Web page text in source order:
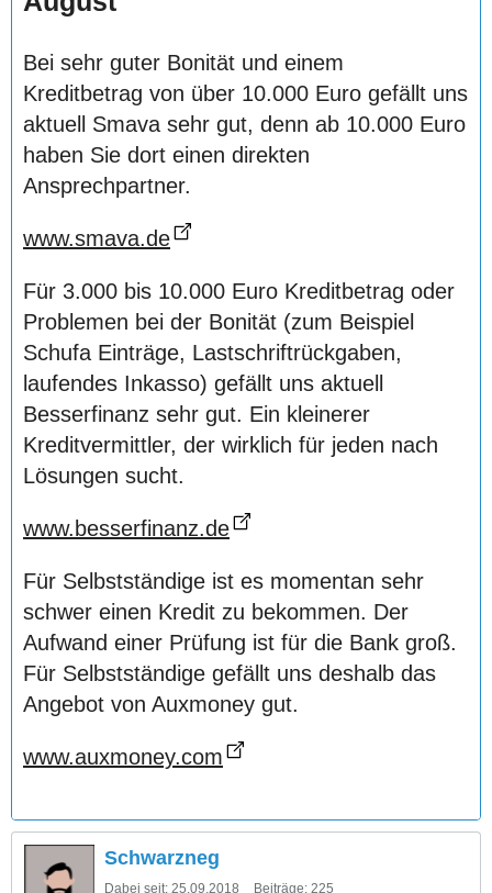
Bei sehr guter Bonität und einem
Kreditbetrag von über 10.000 Euro gefällt uns
aktuell Smava sehr gut, denn ab 10.000 Euro
haben Sie dort einen direkten
Ansprechpartner.
www.smava.de
Für 3.000 bis 10.000 Euro Kreditbetrag oder
Problemen bei der Bonität (zum Beispiel
Schufa Einträge, Lastschriftrückgaben,
laufendes Inkasso) gefällt uns aktuell
Besserfinanz sehr gut. Ein kleinerer
Kreditvermittler, der wirklich für jeden nach
Lösungen sucht.
www.besserfinanz.de
Für Selbstständige ist es momentan sehr
schwer einen Kredit zu bekommen. Der
Aufwand einer Prüfung ist für die Bank groß.
Für Selbstständige gefällt uns deshalb das
Angebot von Auxmoney gut.
www.auxmoney.com
Schwarzneg
Dabei seit: 25.09.2018 Beiträge: 225